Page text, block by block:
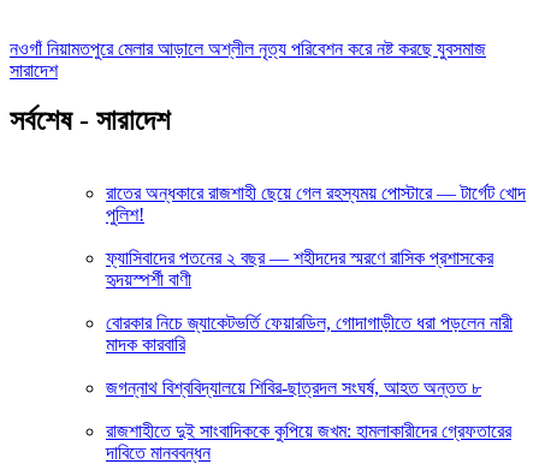
নওগাঁ নিয়ামতপুরে মেলার আড়ালে অশ্লীল নৃত্য পরিবেশন করে নষ্ট করছে যুবসমাজ
সারাদেশ
সর্বশেষ - সারাদেশ
রাতের অন্ধকারে রাজশাহী ছেয়ে গেল রহস্যময় পোস্টারে — টার্গেট খোদ
পুলিশ!
ফ্যাসিবাদের পতনের ২ বছর — শহীদদের স্মরণে রাসিক প্রশাসকের
হৃদয়স্পর্শী বাণী
বোরকার নিচে জ্যাকেটভর্তি ফেয়ারডিল, গোদাগাড়ীতে ধরা পড়লেন নারী
মাদক কারবারি
জগন্নাথ বিশ্ববিদ্যালয়ে শিবির-ছাত্রদল সংঘর্ষ, আহত অন্তত ৮
রাজশাহীতে দুই সাংবাদিককে কুপিয়ে জখম: হামলাকারীদের গ্রেফতারের
দাবিতে মানববন্ধন